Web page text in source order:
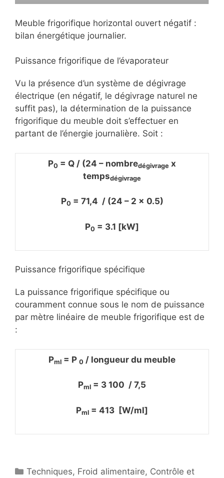
Meuble frigorifique horizontal ouvert négatif :
bilan énergétique journalier.
Puissance frigorifique de l’évaporateur
Vu la présence d’un système de dégivrage
électrique (en négatif, le dégivrage naturel ne
suffit pas), la détermination de la puissance
frigorifique du meuble doit s’effectuer en
partant de l’énergie journalière. Soit :
P0 = Q / (24 – nombredégivrage x
tempsdégivrage
P0 = 71,4 / (24 – 2 x 0.5)
P0 = 3.1 [kW]
Puissance frigorifique spécifique
La puissance frigorifique spécifique ou
couramment connue sous le nom de puissance
par mètre linéaire de meuble frigorifique est de
:
Pml = P 0 / longueur du meuble
Pml = 3 100 / 7,5
Pml = 413 [W/ml]
Catégories
Techniques, Froid alimentaire, Contrôle et